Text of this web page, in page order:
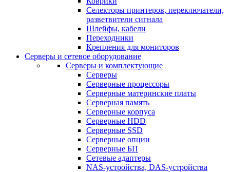
Селекторы принтеров, переключатели,
разветвители сигнала
Шлейфы, кабели
Переходники
Крепления для мониторов
Серверы и сетевое оборудование
Серверы и комплектующие
Серверы
Серверные процессоры
Серверные материнские платы
Серверная память
Серверные корпуса
Серверные HDD
Серверные SSD
Серверные опции
Серверные БП
Сетевые адаптеры
NAS-устройства, DAS-устройства